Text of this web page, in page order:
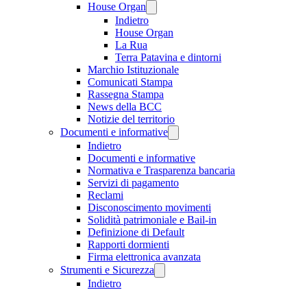
House Organ
Indietro
House Organ
La Rua
Terra Patavina e dintorni
Marchio Istituzionale
Comunicati Stampa
Rassegna Stampa
News della BCC
Notizie del territorio
Documenti e informative
Indietro
Documenti e informative
Normativa e Trasparenza bancaria
Servizi di pagamento
Reclami
Disconoscimento movimenti
Solidità patrimoniale e Bail-in
Definizione di Default
Rapporti dormienti
Firma elettronica avanzata
Strumenti e Sicurezza
Indietro